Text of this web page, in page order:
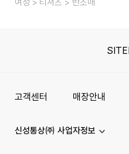
여성 티셔츠 반소매
고객센터 매장안내
신성통상㈜ 사업자정보